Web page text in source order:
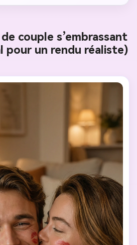
couple s’embrassant
pour un rendu réaliste)